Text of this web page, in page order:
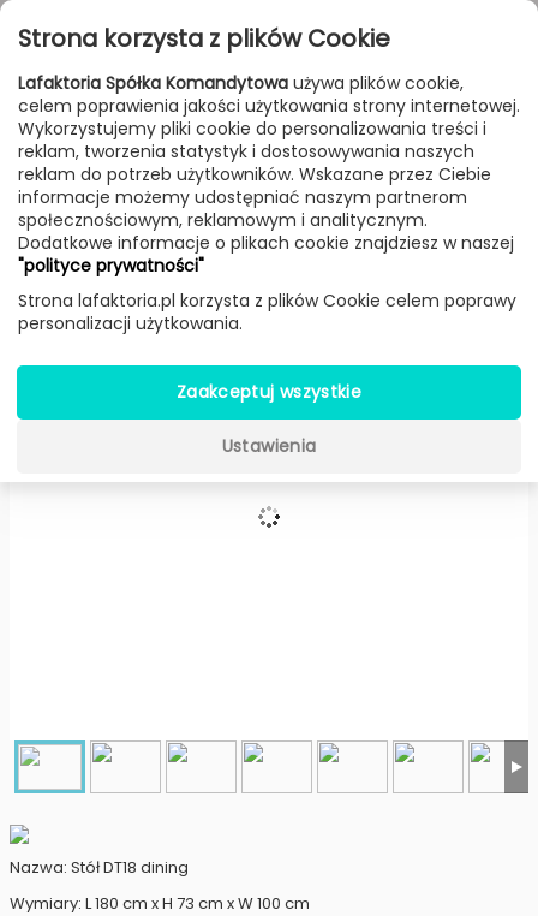
Przejdź do treści
FILTROWANIE & SORTOWANIE
Meble Producenci Bolia Produkt
Stół DT18 dining -Bolia
Nazwa: Stół DT18 dining
Wymiary: L 180 cm x H 73 cm x W 100 cm
Strona korzysta z plików Cookie
Lafaktoria Spółka Komandytowa używa plików cookie,
celem poprawienia jakości użytkowania strony internetowej.
Wykorzystujemy pliki cookie do personalizowania treści i
reklam, tworzenia statystyk i dostosowywania naszych
reklam do potrzeb użytkowników. Wskazane przez Ciebie
informacje możemy udostępniać naszym partnerom
społecznościowym, reklamowym i analitycznym.
Dodatkowe informacje o plikach cookie znajdziesz w naszej
"polityce prywatności"
Strona lafaktoria.pl korzysta z plików Cookie celem poprawy
personalizacji użytkowania.
Zaakceptuj wszystkie
Ustawienia